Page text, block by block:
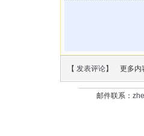
【 发表评论】 更多内
邮件联系：